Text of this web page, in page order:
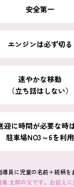
安全第一
エンジンは必ず切る
速やかな移動
（立ち話はしない）
迎に時間が必要な時は
駐車場NO3～6を利用
員に児童の名前＋続柄を
太郎の父です。お迎えに